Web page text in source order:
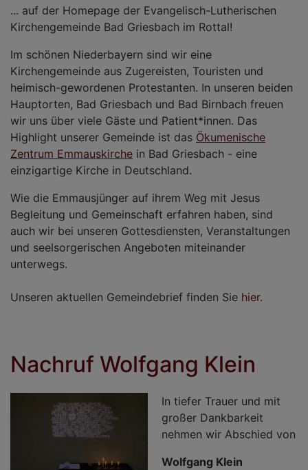
... auf der Homepage der Evangelisch-Lutherischen
Kirchengemeinde Bad Griesbach im Rottal!
Im schönen Niederbayern sind wir eine
Kirchengemeinde aus Zugereisten, Touristen und
heimisch-gewordenen Protestanten. In unseren beiden
Hauptorten, Bad Griesbach und Bad Birnbach freuen
wir uns über viele Gäste und Patient*innen. Das
Highlight unserer Gemeinde ist das Ökumenische
Zentrum Emmauskirche in Bad Griesbach - eine
einzigartige Kirche in Deutschland.
Wie die Emmausjünger auf ihrem Weg mit Jesus
Begleitung und Gemeinschaft erfahren haben, sind
auch wir bei unseren Gottesdiensten, Veranstaltungen
und seelsorgerischen Angeboten miteinander
unterwegs.
Unseren aktuellen Gemeindebrief finden Sie hier.
Nachruf Wolfgang Klein
In tiefer Trauer und mit
großer Dankbarkeit
nehmen wir Abschied von
Wolfgang Klein